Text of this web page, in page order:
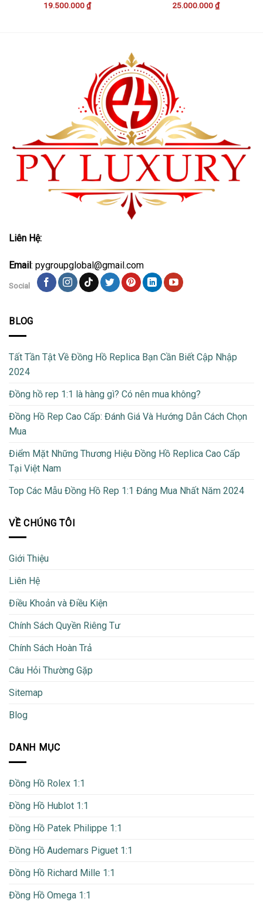
19.500.000₫
25.000.000₫
Liên Hệ:
Email: pygroupglobal@gmail.com
Social
BLOG
Tất Tần Tật Về Đồng Hồ Replica Bạn Cần Biết Cập Nhập
2024
Đồng hồ rep 1:1 là hàng gì? Có nên mua không?
Đồng Hồ Rep Cao Cấp: Đánh Giá Và Hướng Dẫn Cách Chọn
Mua
Điểm Mặt Những Thương Hiệu Đồng Hồ Replica Cao Cấp
Tại Việt Nam
Top Các Mẫu Đồng Hồ Rep 1:1 Đáng Mua Nhất Năm 2024
VỀ CHÚNG TÔI
Giới Thiệu
Liên Hệ
Điều Khoản và Điều Kiện
Chính Sách Quyền Riêng Tư
Chính Sách Hoàn Trả
Câu Hỏi Thường Gặp
Sitemap
Blog
DANH MỤC
Đồng Hồ Rolex 1:1
Đồng Hồ Hublot 1:1
Đồng Hồ Patek Philippe 1:1
Đồng Hồ Audemars Piguet 1:1
Đồng Hồ Richard Mille 1:1
Đồng Hồ Omega 1:1